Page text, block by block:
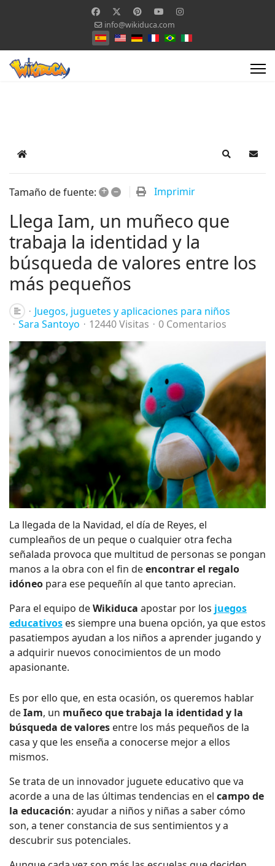
info@wikiduca.com
Seleccione su idioma
Home Search
Tamaño de fuente: + – Imprimir
Llega Iam, un muñeco que
trabaja la identidad y la
búsqueda de valores entre los
más pequeños
Juegos, juguetes y aplicaciones para niños
Sara Santoyo
12440 Visitas 0 Comentarios
La llegada de la Navidad, el día de Reyes, el
cumpleaños de un peque o cualquier otra fecha
señalada provoca que multitud de personas se pongan
manos a la obra con el fin deencontrar el regalo
idóneo para ese pequeñín al que tanto aprecian.
Para el equipo deWikiduca apostar por los juegos
educativos es siempre una buena opción, ya que estos
pasatiempos ayudan a los niños a aprender jugando y
a adquirir nuevos conocimientos de un modo
apasionante.
Es por ello que, en esta ocasión, os queremos hablar
deIam, un muñeco que trabaja la identidad y la
búsqueda de valores entre los más pequeños de la
casa y que les enseña a conocerse mejor a ellos
mismos.
Se trata de un innovador juguete educativo que va
acorde a una de las últimas tendencias en el campo de
la educación: ayudar a niños y niñas a saber cómo
son, a tener constancia de sus sentimientos y a
descubrir sus potenciales.